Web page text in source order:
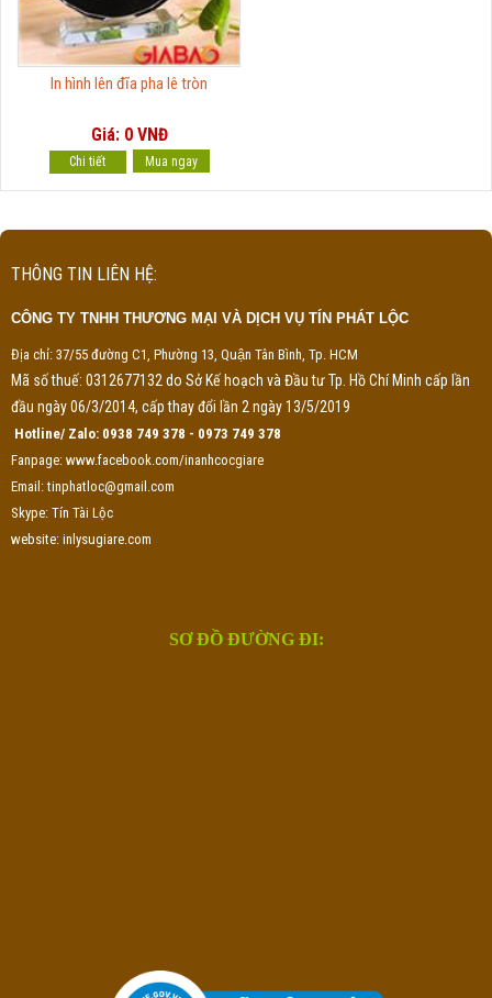
In hình lên đĩa pha lê tròn
Giá: 0 VNĐ
Chi tiết
THÔNG TIN LIÊN HỆ:
CÔNG TY TNHH THƯƠNG MẠI VÀ DỊCH VỤ TÍN PHÁT LỘC
Địa chỉ: 37/55 đường C1, Phường 13, Quận Tân Bình, Tp. HCM
Mã số thuế: 0312677132 do Sở Kế hoạch và Đầu tư Tp. Hồ Chí Minh cấp lần
đầu ngày 06/3/2014, cấp thay đổi lần 2 ngày 13/5/2019
Hotline/ Zalo: 0938 749 378 - 0973 749 378
Fanpage: www.facebook.com/inanhcocgiare
Email: tinphatloc@gmail.com
Skype: Tín Tài Lộc
website: inlysugiare.com
SƠ ĐỒ ĐƯỜNG ĐI: